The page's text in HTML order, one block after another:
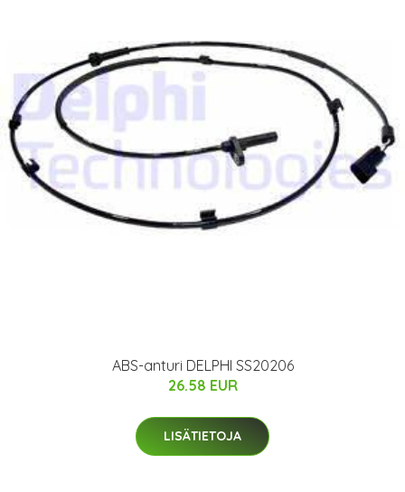
ABS-anturi DELPHI SS20206
26.58 EUR
LISÄTIETOJA